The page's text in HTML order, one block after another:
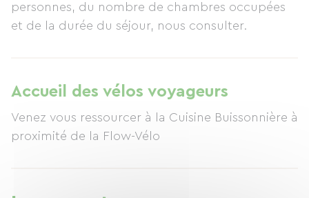
personnes, du nombre de chambres occupées
et de la durée du séjour, nous consulter.
Accueil des vélos voyageurs
Venez vous ressourcer à la Cuisine Buissonnière à
proximité de la Flow-Vélo